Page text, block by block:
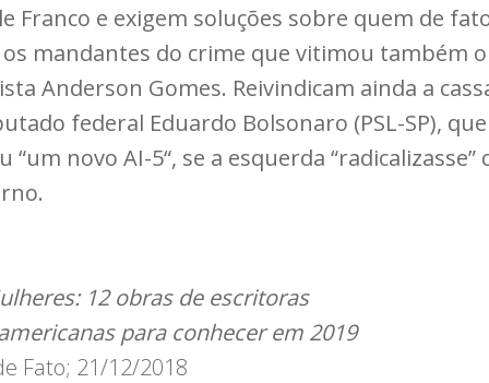
Franco e exigem soluções sobre quem de
mandantes do crime que vitimou também o
Anderson Gomes. Reivindicam ainda a
federal Eduardo Bolsonaro (PSL-SP), que
“um novo AI-5“, se a esquerda “radicalizasse”
12 obras de escritoras
para conhecer em 2019
Fato; 21/12/2018